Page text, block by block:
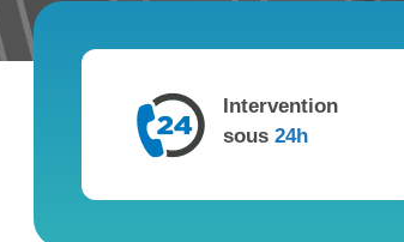
Intervention
sous24h